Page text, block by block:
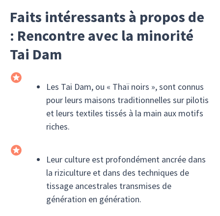
Faits intéressants à propos de
: Rencontre avec la minorité
Tai Dam
Les Tai Dam, ou « Thaï noirs », sont connus
pour leurs maisons traditionnelles sur pilotis
et leurs textiles tissés à la main aux motifs
riches.
Leur culture est profondément ancrée dans
la riziculture et dans des techniques de
tissage ancestrales transmises de
génération en génération.